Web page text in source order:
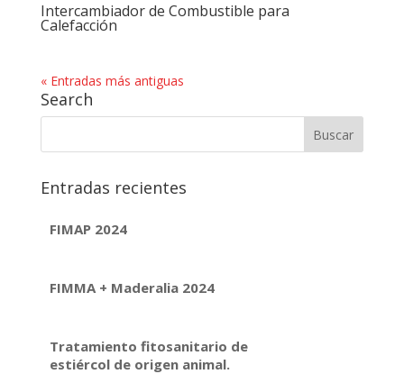
Intercambiador de Combustible para
Calefacción
« Entradas más antiguas
Search
Entradas recientes
FIMAP 2024
FIMMA + Maderalia 2024
Tratamiento fitosanitario de
estiércol de origen animal.